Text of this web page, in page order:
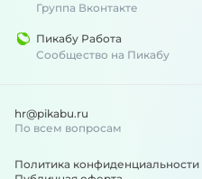
Группа Вконтакте
Пикабу Работа
Сообщество на Пикабу
hr@pikabu.ru
По всем вопросам
Политика конфиденциальности